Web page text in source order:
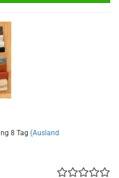
8 Tag (Ausland